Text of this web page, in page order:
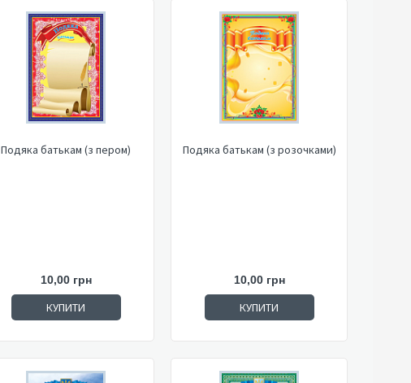
Подяка батькам (з пером)
10,00 грн
КУПИТИ
Подяка батькам (з розочками)
10,00 грн
КУПИТИ